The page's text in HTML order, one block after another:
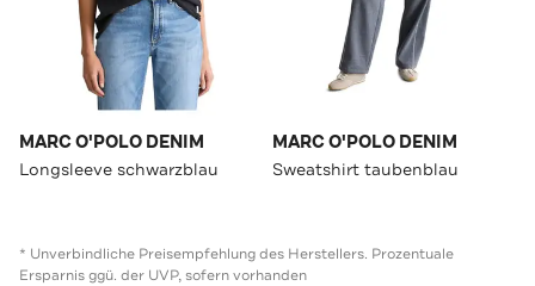
MARC O'POLO DENIM
Longsleeve schwarzblau
MARC O'POLO DENIM
Sweatshirt taubenblau
* Unverbindliche Preisempfehlung des Herstellers. Prozentuale
Ersparnis ggü. der UVP, sofern vorhanden